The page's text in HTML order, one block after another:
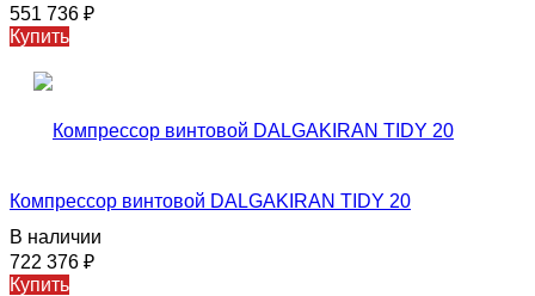
551 736 ₽
Купить
Компрессор винтовой DALGAKIRAN TIDY 20
В наличии
722 376 ₽
Купить